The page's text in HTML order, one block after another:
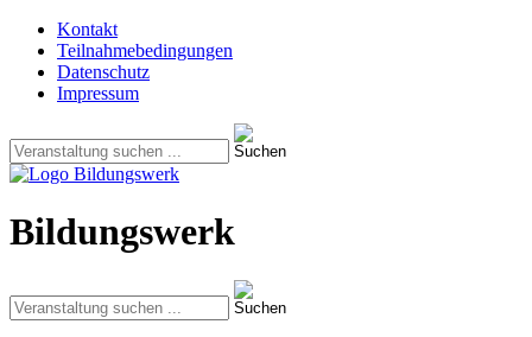
Kontakt
Teilnahmebedingungen
Datenschutz
Impressum
Bildungswerk